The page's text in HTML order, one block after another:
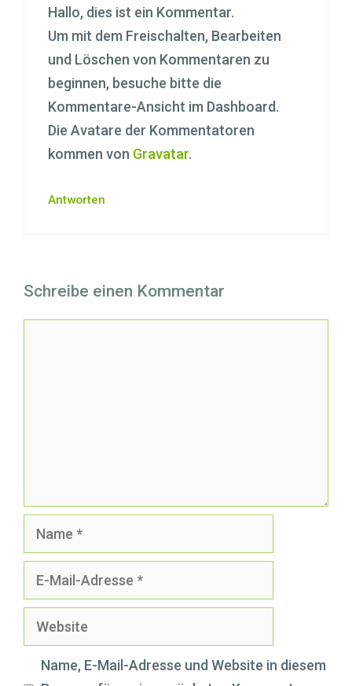
Hallo, dies ist ein Kommentar.
Um mit dem Freischalten, Bearbeiten
und Löschen von Kommentaren zu
beginnen, besuche bitte die
Kommentare-Ansicht im Dashboard.
Die Avatare der Kommentatoren
kommen von Gravatar.
Antworten
Schreibe einen Kommentar
Name
Mail-
Adresse
Website
Name, E-Mail-Adresse und Website in diesem